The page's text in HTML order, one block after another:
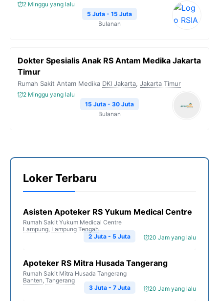
2 Minggu yang lalu
5 Juta - 15 Juta
Bulanan
Dokter Spesialis Anak RS Antam Medika Jakarta
Timur
Rumah Sakit Antam Medika DKI Jakarta, Jakarta Timur
2 Minggu yang lalu
15 Juta - 30 Juta
Bulanan
Loker Terbaru
Asisten Apoteker RS Yukum Medical Centre
Rumah Sakit Yukum Medical Centre
Lampung, Lampung Tengah
20 Jam yang lalu
2 Juta - 5 Juta
Apoteker RS Mitra Husada Tangerang
Rumah Sakit Mitra Husada Tangerang
Banten, Tangerang
20 Jam yang lalu
3 Juta - 7 Juta